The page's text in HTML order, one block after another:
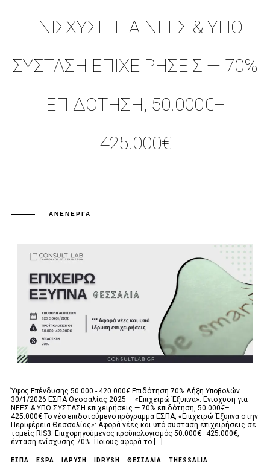
ΕΝΊΣΧΥΣΗ ΓΙΑ ΝΕΕΣ & ΥΠΟ
ΣΥΣΤΑΣΗ ΕΠΙΧΕΙΡΉΣΕΙΣ — 70%
ΕΠΙΔΌΤΗΣΗ, 50.000€–
425.000€
ΑΝΕΝΕΡΓΆ
Ύψος Επένδυσης 50.000 - 420.000€ Επιδότηση 70% Λήξη Υποβολών
30/1/2026 ΕΣΠΑ Θεσσαλίας 2025 — «Επιχειρώ Έξυπνα»: Ενίσχυση για
ΝΕΕΣ & ΥΠΟ ΣΥΣΤΑΣΗ επιχειρήσεις — 70% επιδότηση, 50.000€–
425.000€ Το νέο επιδοτούμενο πρόγραμμα ΕΣΠΑ, «Επιχειρώ Έξυπνα στην
Περιφέρεια Θεσσαλίας»: Αφορά νέες και υπό σύσταση επιχειρήσεις σε
τομείς RIS3. Επιχορηγούμενος προϋπολογισμός 50.000€–425.000€,
ένταση ενίσχυσης 70%. Ποιους αφορά το [...]
ΕΣΠΑ ESPA ΙΔΡΥΣΗ IDRYSH ΘΕΣΣΑΛΙΑ THESSALIA